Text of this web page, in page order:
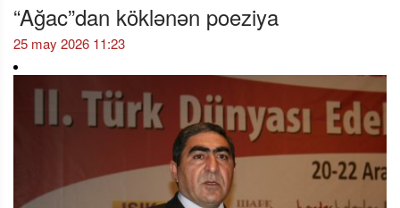
“Ağac”dan köklənən poeziya
25 may 2026 11:23